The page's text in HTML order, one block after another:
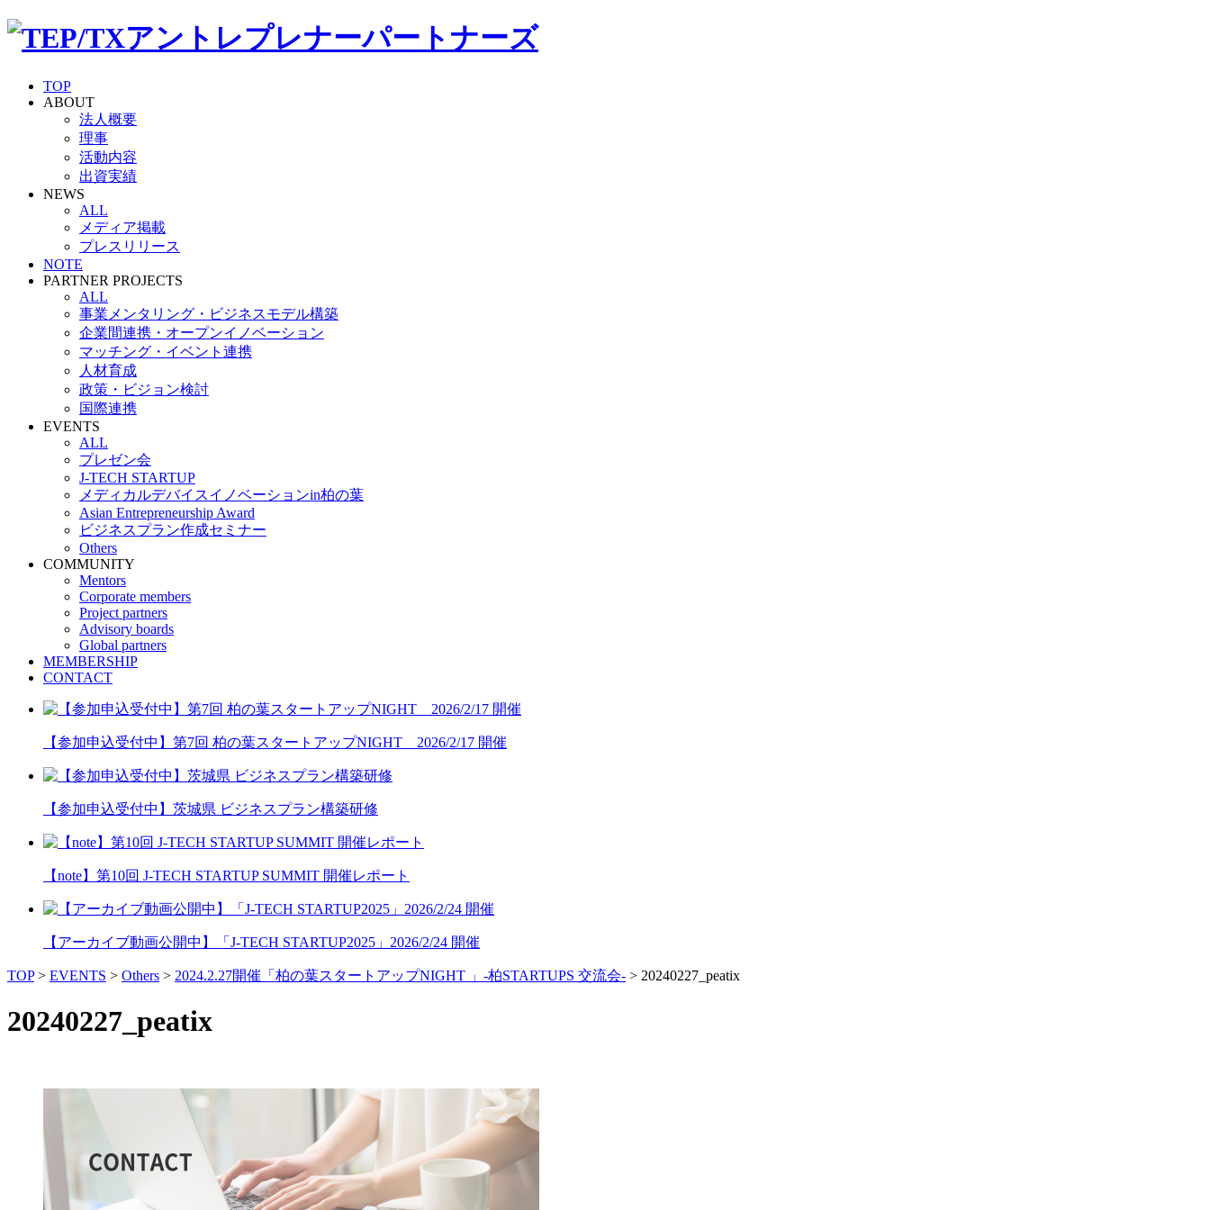
TOP
ABOUT
法人概要
理事
活動内容
出資実績
NEWS
ALL
メディア掲載
プレスリリース
NOTE
PARTNER PROJECTS
ALL
事業メンタリング・ビジネスモデル構築
企業間連携・オープンイノベーション
マッチング・イベント連携
人材育成
政策・ビジョン検討
国際連携
EVENTS
ALL
プレゼン会
J-TECH STARTUP
メディカルデバイスイノベーションin柏の葉
Asian Entrepreneurship Award
ビジネスプラン作成セミナー
Others
COMMUNITY
Mentors
Corporate members
Project partners
Advisory boards
Global partners
MEMBERSHIP
CONTACT
【参加申込受付中】第7回 柏の葉スタートアップNIGHT 2026/2/17 開催
【参加申込受付中】茨城県 ビジネスプラン構築研修
【note】第10回 J-TECH STARTUP SUMMIT 開催レポート
【アーカイブ動画公開中】「J-TECH STARTUP2025」2026/2/24 開催
TOP> EVENTS > Others > 2024.2.27開催「柏の葉スタートアップNIGHT 」-柏STARTUPS 交流会- > 20240227_peatix
20240227_peatix